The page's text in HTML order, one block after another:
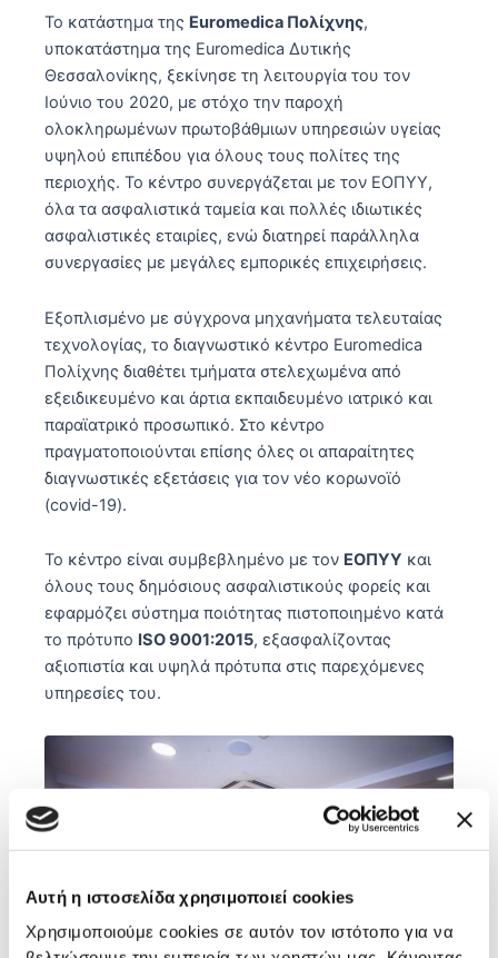
Αυτή η ιστοσελίδα χρησιμοποιεί cookies
Χρησιμοποιούμε cookies σε αυτόν τον ιστότοπο για να
Αιματολογικό
Ανοσολογικό Ορμονολογικό
Βιοχημικό
Μικροβιολογικό
Μοριακή Βιολογία
Το κατάστημα της Euromedica Πολίχνης,
υποκατάστημα της Euromedica Δυτικής
Θεσσαλονίκης, ξεκίνησε τη λειτουργία του τον
Ιούνιο του 2020, με στόχο την παροχή
ολοκληρωμένων πρωτοβάθμιων υπηρεσιών υγείας
υψηλού επιπέδου για όλους τους πολίτες της
περιοχής. Το κέντρο συνεργάζεται με τον ΕΟΠΥΥ,
όλα τα ασφαλιστικά ταμεία και πολλές ιδιωτικές
ασφαλιστικές εταιρίες, ενώ διατηρεί παράλληλα
συνεργασίες με μεγάλες εμπορικές επιχειρήσεις.
Εξοπλισμένο με σύγχρονα μηχανήματα τελευταίας
τεχνολογίας, το διαγνωστικό κέντρο Euromedica
Πολίχνης διαθέτει τμήματα στελεχωμένα από
εξειδικευμένο και άρτια εκπαιδευμένο ιατρικό και
παραϊατρικό προσωπικό. Στο κέντρο
πραγματοποιούνται επίσης όλες οι απαραίτητες
διαγνωστικές εξετάσεις για τον νέο κορωνοϊό
(covid-19).
Το κέντρο είναι συμβεβλημένο με τον ΕΟΠΥΥ και
όλους τους δημόσιους ασφαλιστικούς φορείς και
εφαρμόζει σύστημα ποιότητας πιστοποιημένο κατά
το πρότυπο ISO 9001:2015, εξασφαλίζοντας
αξιοπιστία και υψηλά πρότυπα στις παρεχόμενες
υπηρεσίες του.